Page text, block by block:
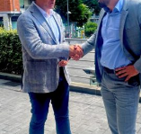
vecinas de esa
Basauri por el
conectado y
En cuanto a
para mucho. En